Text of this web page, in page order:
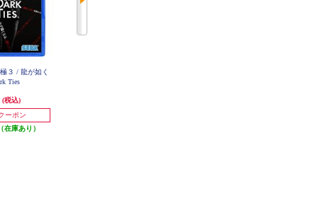
３ / 龍が如く
Ties
(税込)
ーポン
在庫あり）